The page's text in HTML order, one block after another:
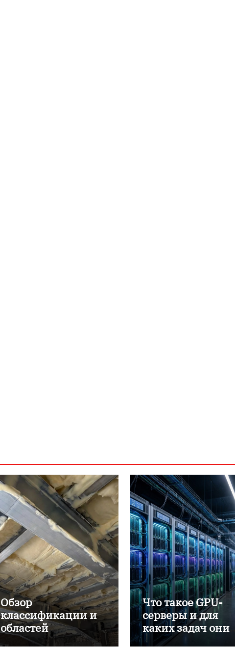
Обзор
классификации и
областей
применения
Что такое GPU-
серверы и для
каких задач они
применяются